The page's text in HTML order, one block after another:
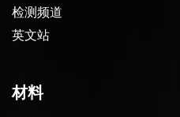
检测频道
英文站
材料